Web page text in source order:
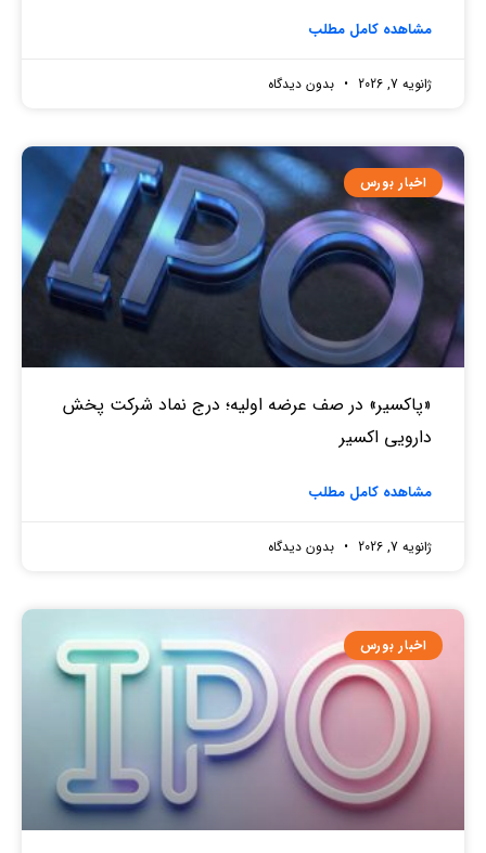
مشاهده کامل مطلب
ژانویه 7, 2026 بدون دیدگاه
اخبار بورس
«پاکسیر» در صف عرضه اولیه؛ درج نماد شرکت پخش
دارویی اکسیر
مشاهده کامل مطلب
ژانویه 7, 2026 بدون دیدگاه
اخبار بورس